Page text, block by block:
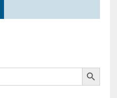
Botón de búsqueda